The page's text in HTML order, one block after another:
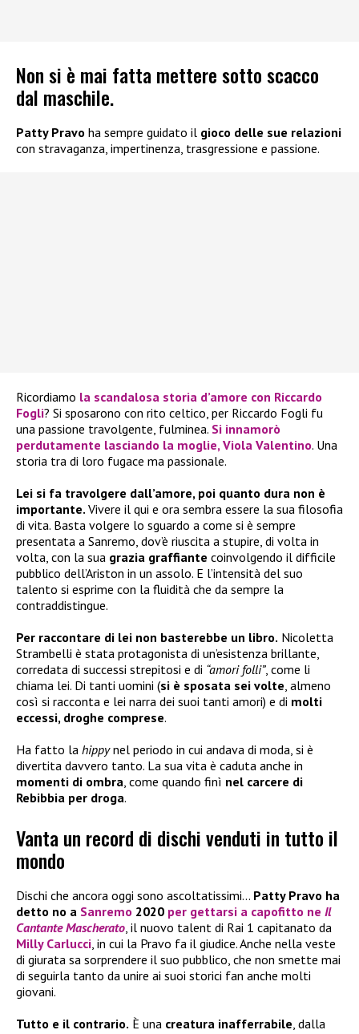
Non si è mai fatta mettere sotto scacco
dal maschile.
Patty Pravo ha sempre guidato il gioco delle sue relazioni
con stravaganza, impertinenza, trasgressione e passione.
Ricordiamo la scandalosa storia d’amore con Riccardo
Fogli? Si sposarono con rito celtico, per Riccardo Fogli fu
una passione travolgente, fulminea. Si innamorò
perdutamente lasciando la moglie, Viola Valentino. Una
storia tra di loro fugace ma passionale.
Lei si fa travolgere dall’amore, poi quanto dura non è
importante. Vivere il qui e ora sembra essere la sua filosofia
di vita. Basta volgere lo sguardo a come si è sempre
presentata a Sanremo, dov’è riuscita a stupire, di volta in
volta, con la sua grazia graffiante coinvolgendo il difficile
pubblico dell’Ariston in un assolo. E l’intensità del suo
talento si esprime con la fluidità che da sempre la
contraddistingue.
Per raccontare di lei non basterebbe un libro. Nicoletta
Strambelli è stata protagonista di un’esistenza brillante,
corredata di successi strepitosi e di “amori folli”, come li
chiama lei. Di tanti uomini (si è sposata sei volte , almeno
così si racconta e lei narra dei suoi tanti amori) e di molti
eccessi, droghe comprese.
Ha fatto la hippynel periodo in cui andava di moda, si è
divertita davvero tanto. La sua vita è caduta anche in
momenti di ombra , come quando finì nel carcere di
Rebibbia per droga.
Vanta un record di dischi venduti in tutto il
mondo
Dischi che ancora oggi sono ascoltatissimi… Patty Pravo ha
detto no a Sanremo 2020 per gettarsi a capofitto ne Il
Cantante Mascherato, il nuovo talent di Rai 1 capitanato da
Milly Carlucci, in cui la Pravo fa il giudice. Anche nella veste
di giurata sa sorprendere il suo pubblico, che non smette mai
di seguirla tanto da unire ai suoi storici fan anche molti
giovani.
Tutto e il contrario. È una creatura inafferrabile, dalla